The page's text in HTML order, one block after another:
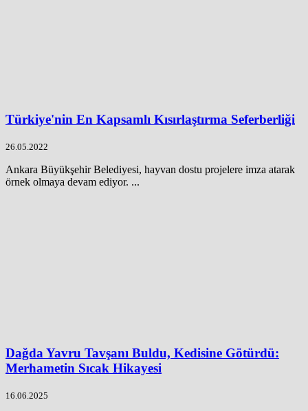
Türkiye'nin En Kapsamlı Kısırlaştırma Seferberliği
26.05.2022
Ankara Büyükşehir Belediyesi, hayvan dostu projelere imza atarak
örnek olmaya devam ediyor. ...
Dağda Yavru Tavşanı Buldu, Kedisine Götürdü:
Merhametin Sıcak Hikayesi
16.06.2025